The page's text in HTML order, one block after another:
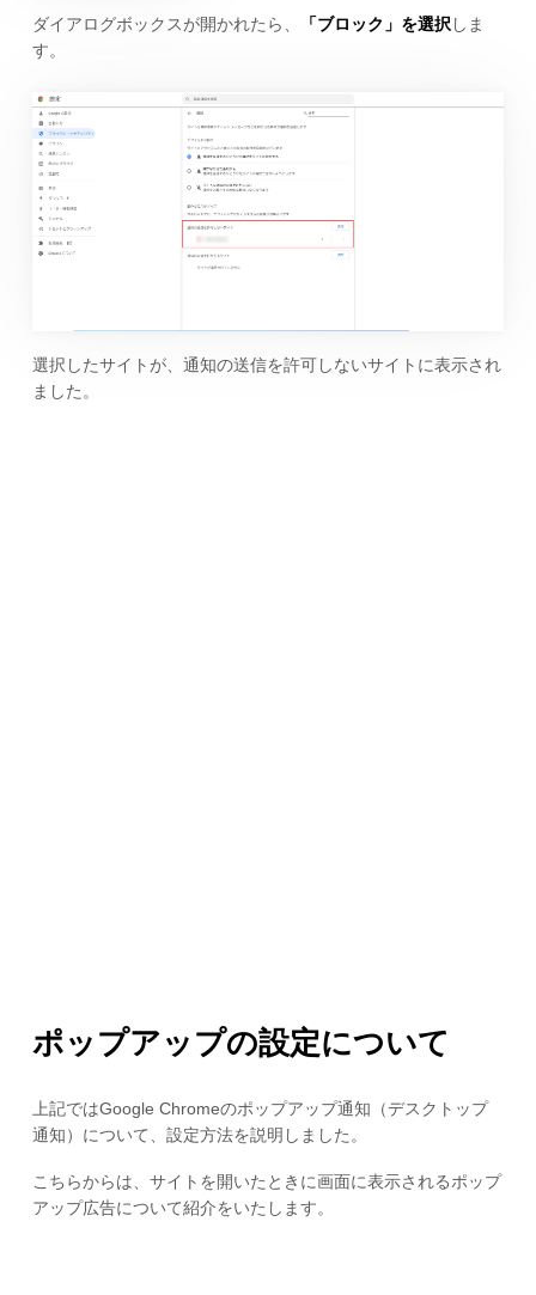
ダイアログボックスが開かれたら、 「ブロック」を選択 しま
す。
選択したサイトが、通知の送信を許可しないサイトに表示され
ました。
ポップアップの設定について
上記ではGoogle Chromeのポップアップ通知（デスクトップ
通知）について、設定方法を説明しました。
こちらからは、サイトを開いたときに画面に表示されるポップ
アップ広告について紹介をいたします。